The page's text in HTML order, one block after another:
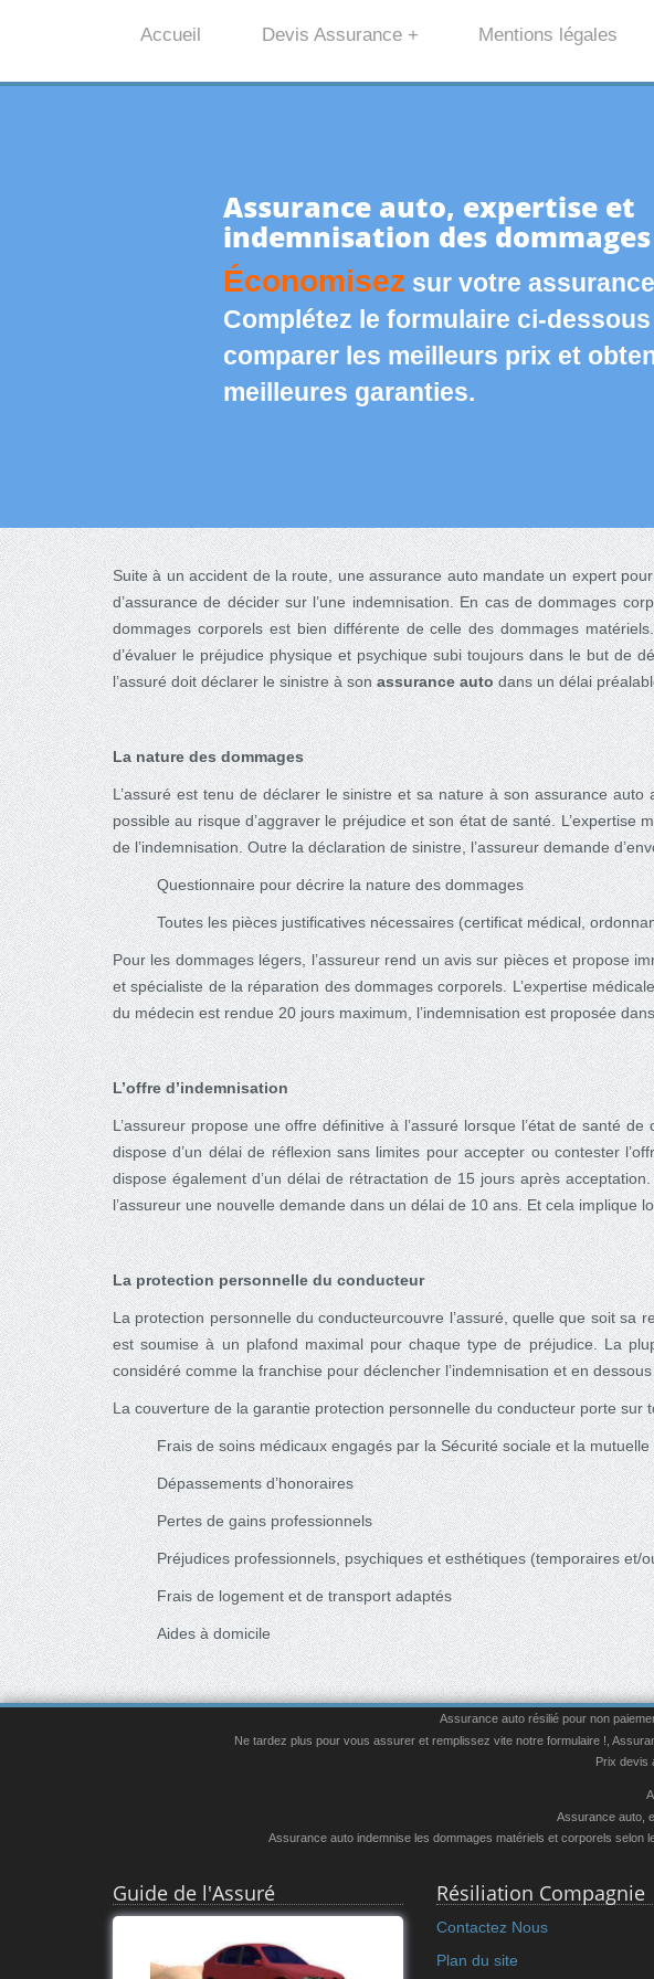
Accueil Devis Assurance + Mentions légales
Assurance auto, expertise et
indemnisation des
Économisez sur votre
Complétez le formulaire ci-
comparer les meilleurs prix et
meilleures garanties.
Suite à un accident de la route, une assurance auto mandate un expert
d’assurance de décider sur l’une indemnisation. En cas de dommages
dommages corporels est bien différente de celle des dommages
d’évaluer le préjudice physique et psychique subi toujours dans le but de
l’assuré doit déclarer le sinistre à sonassurance autodans un délai
La nature des dommages
L’assuré est tenu de déclarer le sinistre et sa nature à son assurance
possible au risque d’aggraver le préjudice et son état de santé.
de l’indemnisation. Outre la déclaration de sinistre, l’assureur demande
Questionnaire pour décrire la nature des dommages
Toutes les pièces justificatives nécessaires (certificat médical,
Pour les dommages légers, l’assureur rend un avis sur pièces et propose
et spécialiste de la réparation des dommages corporels. L’expertise
du médecin est rendue 20 jours maximum, l’indemnisation est proposée
L’offre d’indemnisation
L’assureur propose une offre définitive à l’assuré lorsque l’état de santé
dispose d’un délai de réflexion sans limites pour accepter ou contester
dispose également d’un délai de rétractation de 15 jours après
l’assureur une nouvelle demande dans un délai de 10 ans. Et cela implique
La protection personnelle du conducteur
La protection personnelle du conducteurcouvre l’assuré, quelle que soit sa
est soumise à un plafond maximal pour chaque type de préjudice. La
considéré comme la franchise pour déclencher l’indemnisation et en
La couverture de la garantie protection personnelle du conducteur porte
Frais de soins médicaux engagés par la Sécurité sociale et la mutuelle
Dépassements d’honoraires
Pertes de gains professionnels
Préjudices professionnels, psychiques et esthétiques (temporaires et/
Frais de logement et de transport adaptés
Aides à domicile
Assurance auto résilié pour non
Ne tardez plus pour vous assurer et remplissez vite notre formulaire !
Prix devis
Assurance auto,
Assurance auto indemnise les dommages matériels et corporels selon
Guide de l'Assuré Résiliation Compagnie
Contactez Nous
Plan du site